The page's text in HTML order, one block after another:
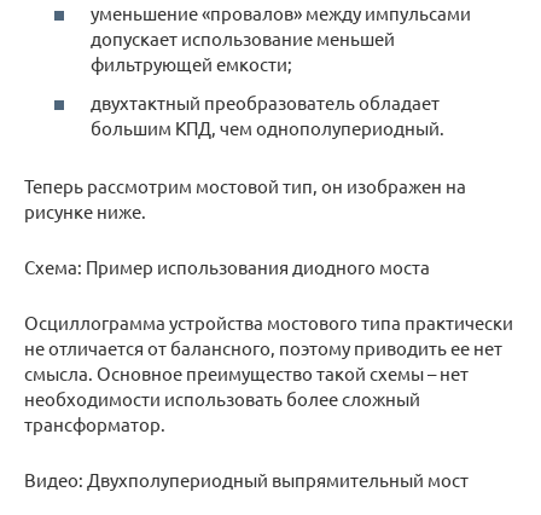
уменьшение «провалов» между импульсами
допускает использование меньшей
фильтрующей емкости;
двухтактный преобразователь обладает
большим КПД, чем однополупериодный.
Теперь рассмотрим мостовой тип, он изображен на
рисунке ниже.
Схема: Пример использования диодного моста
Осциллограмма устройства мостового типа практически
не отличается от балансного, поэтому приводить ее нет
смысла. Основное преимущество такой схемы – нет
необходимости использовать более сложный
трансформатор.
Видео: Двухполупериодный выпрямительный мост